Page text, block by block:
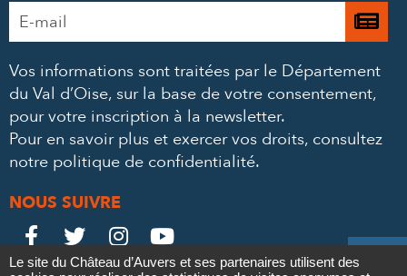
Adresse
e-
*
Je
à
Vos informations sont traitées par le Département
du Val d’Oise, sur la base de votre consentement,
pour votre inscription à la newsletter.
Pour en savoir plus et exercer vos droits, consultez
notre politique de confidentialité.
NOUS SUIVRE
Le

Le

Le

Le

Le site du Château d’Auvers et ses partenaires utilisent des